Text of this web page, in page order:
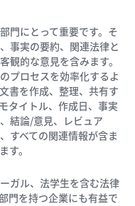
門にとって重要です。そ
事実の要約、関連法律と
観的な意見を含みます。
プロセスを効率化するよ
書を作成、整理、共有す
タイトル、作成日、事実
結論/意見、レビュア
すべての関連情報が含ま
す。
ガル、法学生を含む法律
門を持つ企業にも有益で